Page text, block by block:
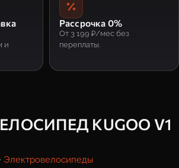
и
Рассрочка 0%
От 3 199 ₽/мес без
переплаты.
KUGOO V1
Электровелосипеды